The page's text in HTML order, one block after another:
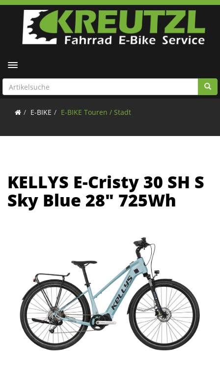
Toggle navigation
E-BIKE E-BIKE Touren / Stadt
KELLYS E-Cristy 30 SH S
Sky Blue 28" 725Wh